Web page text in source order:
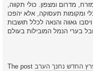
מדרום ומצפון. כולי תקווה,
ומקומות תעסוקה, אלא יהפכו
גאווה והנאה לכלל תושבות
The post החדש נחנך הערב